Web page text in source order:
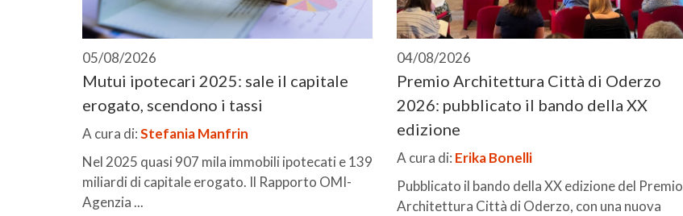
05/08/2026
Mutui ipotecari 2025: sale il capitale
erogato, scendono i tassi
A cura di:Stefania Manfrin
Nel 2025 quasi 907 mila immobili ipotecati e 139
miliardi di capitale erogato. Il Rapporto OMI-
Agenzia ...
04/08/2026
Premio Architettura Città di Oderzo
2026: pubblicato il bando della XX
edizione
A cura di: Erika Bonelli
Pubblicato il bando della XX edizione del Premio
Architettura Città di Oderzo, con una nuova